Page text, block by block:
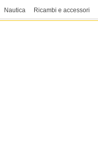
Nautica Ricambi e accessori